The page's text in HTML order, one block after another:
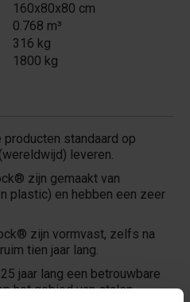
160x80x80 cm
0.768 m³
316 kg
1800 kg
standaard op
leveren.
zijn gemaakt van
plastic) en hebben een zeer
zijn vormvast, zelfs na
tien jaar lang.
jaar lang een betrouwbare
het gebied van stalen